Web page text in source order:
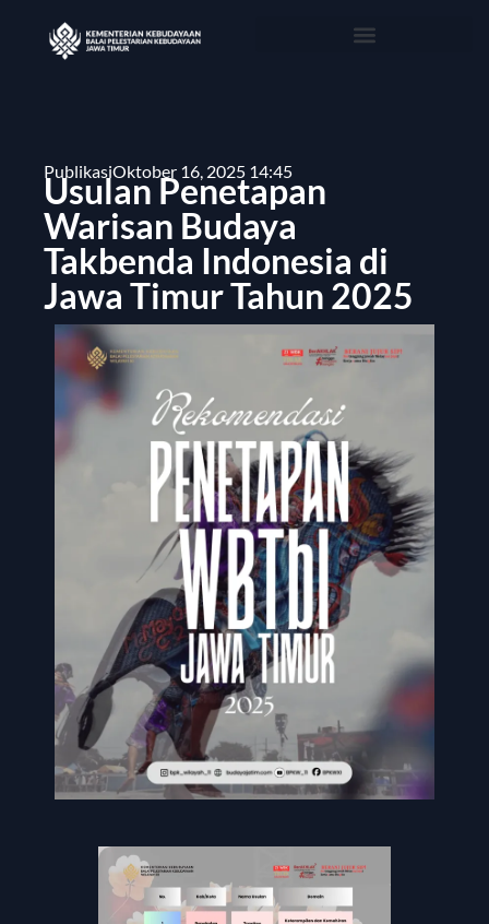
PublikasiOktober 16, 2025 14:45
Usulan Penetapan
Warisan Budaya
Takbenda Indonesia di
Jawa Timur Tahun 2025